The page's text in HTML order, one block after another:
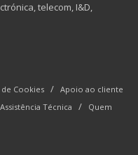
telecom, I&D,
Cookies / Apoio ao cliente
Assistência Técnica /
Quem